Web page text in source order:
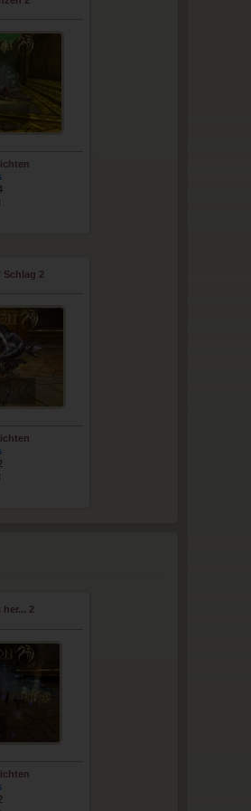
Schlag 2
her... 2